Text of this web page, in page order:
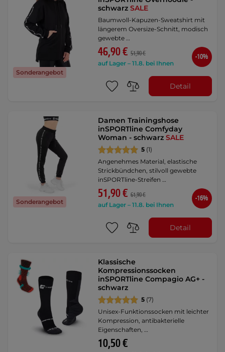
Sonderangebot
schwarzSALE
Baumwoll-Kapuzen-Sweatshirt mit
längerem Oversize-Schnitt, modisch
gewebte …
46,90 € 51,90 €
auf Lager – 11.8. bei Ihnen
-10%
Detail
Sonderangebot
Damen Trainingshose
inSPORTline Comfyday
Woman - schwarzSALE
5 (1)
Angenehmes Material, elastische
Strickbündchen, stilvoll gewebte
inSPORTline-Streifen …
51,90 € 61,90 €
auf Lager – 11.8. bei Ihnen
-16%
Detail
Klassische
Kompressionssocken
inSPORTline Compagio AG+ -
schwarz
5 (7)
Unisex-Funktionssocken mit leichter
Kompression, antibakterielle
Eigenschaften, …
10,50 €